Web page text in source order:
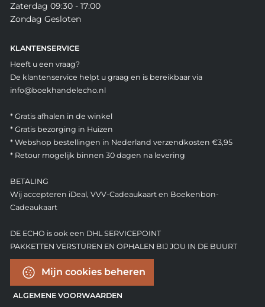
Zaterdag 09:30 - 17:00
Zondag Gesloten
KLANTENSERVICE
Heeft u een vraag?
De klantenservice helpt u graag en is bereikbaar via
info@boekhandelecho.nl
* Gratis afhalen in de winkel
* Gratis bezorging in Huizen
* Webshop bestellingen in Nederland verzendkosten €3,95
* Retour mogelijk binnen 30 dagen na levering
BETALING
Wij accepteren iDeal, VVV-Cadeaukaart en Boekenbon-
Cadeaukaart
DE ECHO is ook een DHL SERVICEPOINT
PAKKETTEN VERSTUREN EN OPHALEN BIJ JOU IN DE BUURT
Mijn cookies beheren
ALGEMENE VOORWAARDEN